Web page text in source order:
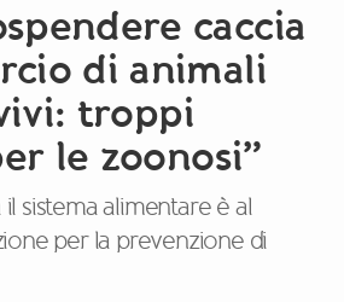
caccia
di animali
troppi
le zoonosi”
sistema alimentare è al
per la prevenzione di